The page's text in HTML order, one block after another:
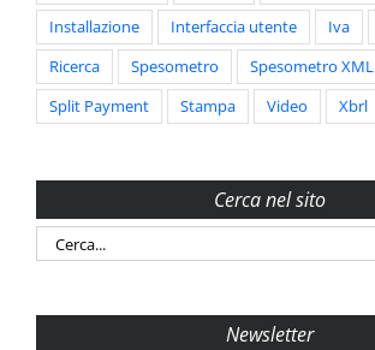
Installazione
Interfaccia utente Iva
Ricerca
Spesometro
Spesometro XML
Split Payment
Stampa Video Xbrl
Cerca nel sito
Cerca
per:
Newsletter